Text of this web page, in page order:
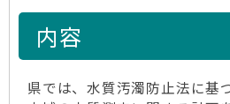
内容
県では、水質汚濁防止法に基